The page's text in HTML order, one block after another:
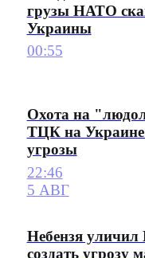
грузы НАТО
Украины
00:55
Охота на
ТЦК на Украине
угрозы
22:46
5 АВГ
Небензя уличил
создать угрозу